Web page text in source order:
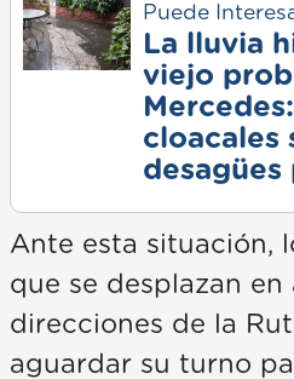
Puede
La lluvia
viejo
cloacales
desagües
Ante esta situación,
que se desplazan en
direcciones de la
aguardar su turno